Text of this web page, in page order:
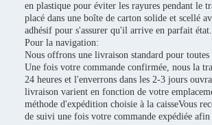
en plastique pour éviter les rayures pendant le
placé dans une boîte de carton solide et scellé
adhésif pour s'assurer qu'il arrive en parfait état.
Pour la navigation:
Nous offrons une livraison standard pour toutes
Une fois votre commande confirmée, nous la
24 heures et l'enverrons dans les 2-3 jours
livraison varient en fonction de votre
méthode d'expédition choisie à la caisseVous
de suivi une fois votre commande expédiée afin